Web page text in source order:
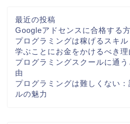
最近の投稿
Googleアドセンスに合格する
プログラミングは稼げるスキル
学ぶことにお金をかけるべき理
プログラミングスクールに通
由
プログラミングは難しくない
ルの魅力